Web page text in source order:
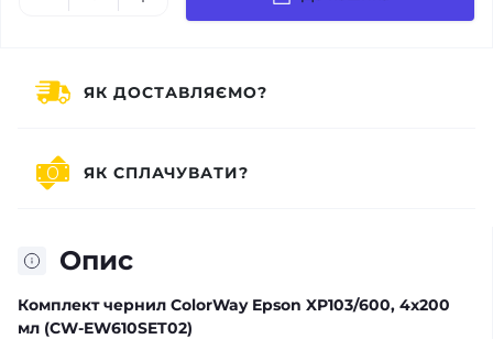
Опис
Комплект чернил ColorWay Epson XP103/600, 4x200
мл (CW-EW610SET02)
ЯК ДОСТАВЛЯЄМО?
ЯК СПЛАЧУВАТИ?